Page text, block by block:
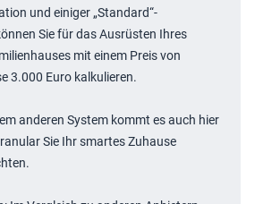
und einiger „Standard“-
Sie für das Ausrüsten Ihres
mit einem Preis von
3.000 Euro kalkulieren.
anderen System kommt es auch hier
Sie Ihr smartes Zuhause